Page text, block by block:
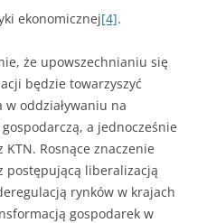
ekonomicznej[4].
że upowszechnianiu się
będzie towarzyszyć
oddziaływaniu na
a jednocześnie
Rosnące znaczenie
postępującą liberalizacją
rynków w krajach
gospodarek w